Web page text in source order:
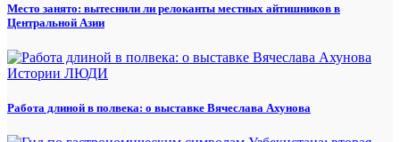
Место занято: вытеснили ли релоканты местных айтишников в
Центральной Азии
Истории ЛЮДИ
Работа длиной в полвека: о выставке Вячеслава Ахунова